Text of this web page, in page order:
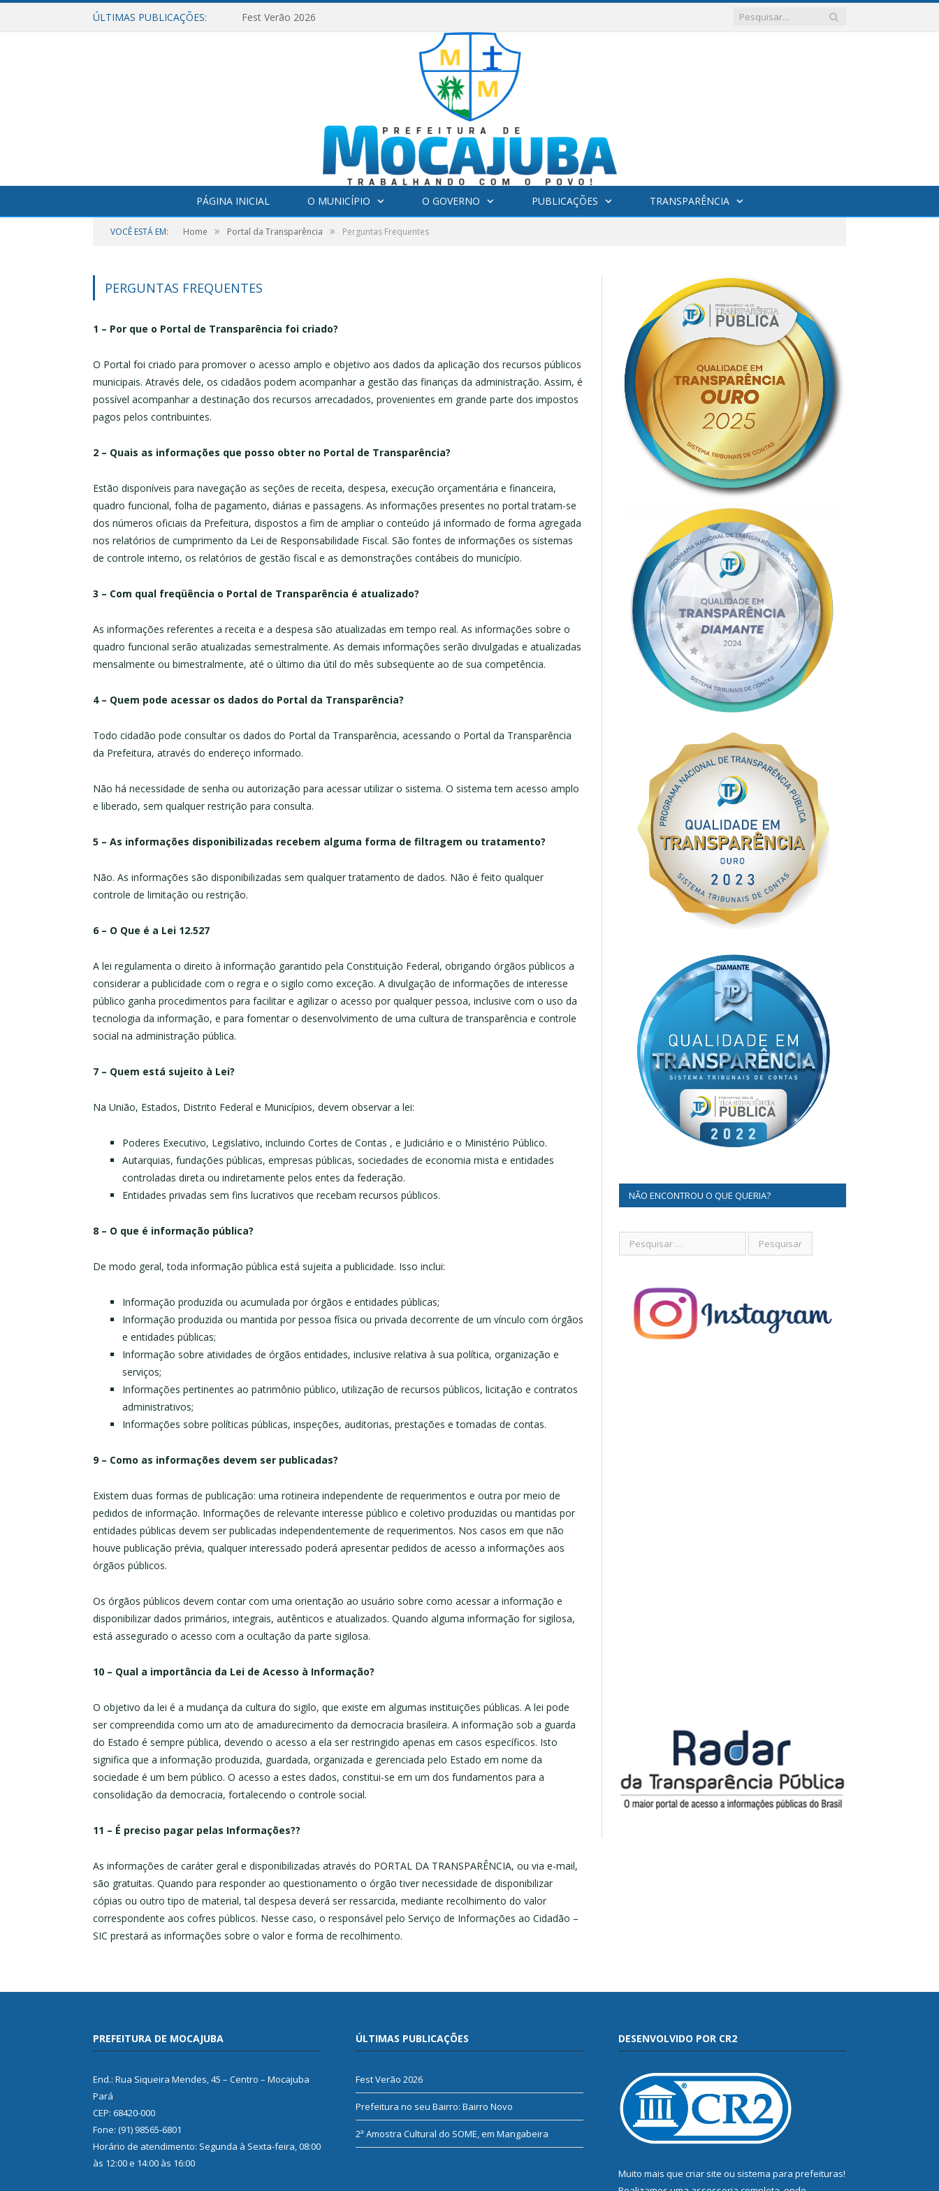
ÚLTIMAS PUBLICAÇÕES: Fest Verão 2026
PÁGINA INICIAL O MUNICÍPIO O GOVERNO PUBLICAÇÕES TRANSPARÊNCIA
VOCÊ ESTÁ EM: Home » Portal da Transparência » Perguntas Frequentes
PERGUNTAS FREQUENTES
1 – Por que o Portal de Transparência foi criado?
O Portal foi criado para promover o acesso amplo e objetivo aos dados da aplicação dos recursos públicos
municipais. Através dele, os cidadãos podem acompanhar a gestão das finanças da administração. Assim, é
possível acompanhar a destinação dos recursos arrecadados, provenientes em grande parte dos impostos
pagos pelos contribuintes.
2 – Quais as informações que posso obter no Portal de Transparência?
Estão disponíveis para navegação as seções de receita, despesa, execução orçamentária e financeira,
quadro funcional, folha de pagamento, diárias e passagens. As informações presentes no portal tratam-se
dos números oficiais da Prefeitura, dispostos a fim de ampliar o conteúdo já informado de forma agregada
nos relatórios de cumprimento da Lei de Responsabilidade Fiscal. São fontes de informações os sistemas
de controle interno, os relatórios de gestão fiscal e as demonstrações contábeis do município.
3 – Com qual freqüência o Portal de Transparência é atualizado?
As informações referentes a receita e a despesa são atualizadas em tempo real. As informações sobre o
quadro funcional serão atualizadas semestralmente. As demais informações serão divulgadas e atualizadas
mensalmente ou bimestralmente, até o último dia útil do mês subseqüente ao de sua competência.
4 – Quem pode acessar os dados do Portal da Transparência?
Todo cidadão pode consultar os dados do Portal da Transparência, acessando o Portal da Transparência
da Prefeitura, através do endereço informado.
Não há necessidade de senha ou autorização para acessar utilizar o sistema. O sistema tem acesso amplo
e liberado, sem qualquer restrição para consulta.
5 – As informações disponibilizadas recebem alguma forma de filtragem ou tratamento?
Não. As informações são disponibilizadas sem qualquer tratamento de dados. Não é feito qualquer
controle de limitação ou restrição.
6 – O Que é a Lei 12.527
A lei regulamenta o direito à informação garantido pela Constituição Federal, obrigando órgãos públicos a
considerar a publicidade com o regra e o sigilo como exceção. A divulgação de informações de interesse
público ganha procedimentos para facilitar e agilizar o acesso por qualquer pessoa, inclusive com o uso da
tecnologia da informação, e para fomentar o desenvolvimento de uma cultura de transparência e controle
social na administração pública.
7 – Quem está sujeito à Lei?
Na União, Estados, Distrito Federal e Municípios, devem observar a lei:
Poderes Executivo, Legislativo, incluindo Cortes de Contas , e Judiciário e o Ministério Público.
Autarquias, fundações públicas, empresas públicas, sociedades de economia mista e entidades
controladas direta ou indiretamente pelos entes da federação.
Entidades privadas sem fins lucrativos que recebam recursos públicos.
8 – O que é informação pública?
De modo geral, toda informação pública está sujeita a publicidade. Isso inclui:
Informação produzida ou acumulada por órgãos e entidades públicas;
Informação produzida ou mantida por pessoa física ou privada decorrente de um vínculo com órgãos
e entidades públicas;
Informação sobre atividades de órgãos entidades, inclusive relativa à sua política, organização e
serviços;
Informações pertinentes ao patrimônio público, utilização de recursos públicos, licitação e contratos
administrativos;
Informações sobre políticas públicas, inspeções, auditorias, prestações e tomadas de contas.
9 – Como as informações devem ser publicadas?
Existem duas formas de publicação: uma rotineira independente de requerimentos e outra por meio de
pedidos de informação. Informações de relevante interesse público e coletivo produzidas ou mantidas por
entidades públicas devem ser publicadas independentemente de requerimentos. Nos casos em que não
houve publicação prévia, qualquer interessado poderá apresentar pedidos de acesso a informações aos
órgãos públicos.
Os órgãos públicos devem contar com uma orientação ao usuário sobre como acessar a informação e
disponibilizar dados primários, integrais, autênticos e atualizados. Quando alguma informação for sigilosa,
está assegurado o acesso com a ocultação da parte sigilosa.
10 – Qual a importância da Lei de Acesso à Informação?
O objetivo da lei é a mudança da cultura do sigilo, que existe em algumas instituições públicas. A lei pode
ser compreendida como um ato de amadurecimento da democracia brasileira. A informação sob a guarda
do Estado é sempre pública, devendo o acesso a ela ser restringido apenas em casos específicos. Isto
significa que a informação produzida, guardada, organizada e gerenciada pelo Estado em nome da
sociedade é um bem público. O acesso a estes dados, constitui-se em um dos fundamentos para a
consolidação da democracia, fortalecendo o controle social.
11 – É preciso pagar pelas Informações??
As informações de caráter geral e disponibilizadas através do PORTAL DA TRANSPARÊNCIA, ou via e-mail,
são gratuitas. Quando para responder ao questionamento o órgão tiver necessidade de disponibilizar
cópias ou outro tipo de material, tal despesa deverá ser ressarcida, mediante recolhimento do valor
correspondente aos cofres públicos. Nesse caso, o responsável pelo Serviço de Informações ao Cidadão –
SIC prestará as informações sobre o valor e forma de recolhimento.
NÃO ENCONTROU O QUE QUERIA?
PREFEITURA DE MOCAJUBA
End.: Rua Siqueira Mendes, 45 – Centro – Mocajuba
Pará
CEP: 68420-000
Fone: (91) 98565-6801
Horário de atendimento: Segunda à Sexta-feira, 08:00
às 12:00 e 14:00 às 16:00
ÚLTIMAS PUBLICAÇÕES
Fest Verão 2026
Prefeitura no seu Bairro: Bairro Novo
2ª Amostra Cultural do SOME, em Mangabeira
DESENVOLVIDO POR CR2
Muito mais que criar site ou sistema para prefeituras!